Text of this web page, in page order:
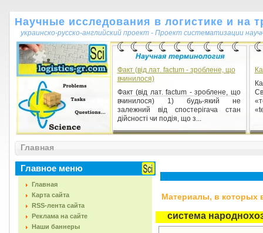
Научные исследования в логистике и на
украинско-русско-английский проект - Проект систематизации
Факт (від лат. factum - зроблене, що
вчинилося)
Факт (від лат. factum - зроблене, що
вчинилося) 1) будь-який не
залежний від спостерігача стан
дійсності чи подія, що з...
Античная наука
культурно-исторических типов науки
в ходе ее длительной эволюции.
Сформировался в Древней Гре...
Главная
Главное меню
Главная
Карта сайта
RSS-лента сайта
Реклама на сайте
Наши баннеры
Материалы, в которых
система